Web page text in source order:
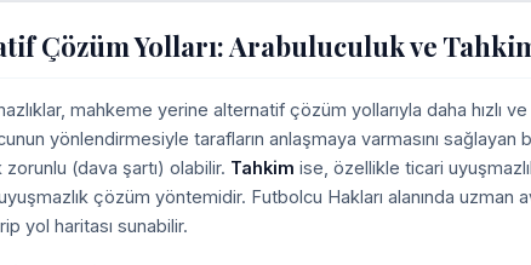
Çözüm Yolları: Arabuluculuk ve
mahkeme yerine alternatif çözüm yollarıyla daha hızlı
yönlendirmesiyle tarafların anlaşmaya varmasını
(dava şartı) olabilir. Tahkim ise, özellikle ticari
çözüm yöntemidir. Futbolcu Hakları alanında uzman
yol haritası sunabilir.